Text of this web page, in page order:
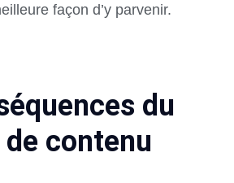
façon d’y parvenir.
du
contenu